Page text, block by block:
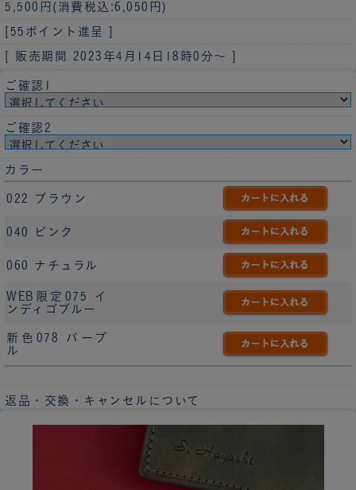
5,500円 (消費税込:6,050円)
[55ポイント進呈 ]
[ 販売期間 2023年4月14日18時0分 ～ ]
ご確認1
ご確認2
カラー
022 ブラウン
040 ピンク
060 ナチュラル
WEB限定075 イ
ンディゴブルー
新色078 パープ
ル
返品・交換・キャンセルについて